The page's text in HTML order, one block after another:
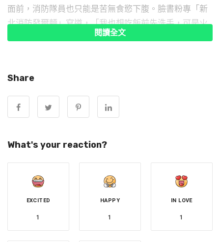
面前，消防隊員也只能是苦無食慾下腹。臉書粉專「新
北消防發爾麵」寫道，「我也想吃飯前先洗手，可是火
在我面前燒得又大又廣」，只見照片中的左下方消防隊
食不下嚥，令網友十分不捨。
閱讀全文
Share
What's your reaction?
EXCITED
1
HAPPY
1
IN LOVE
1